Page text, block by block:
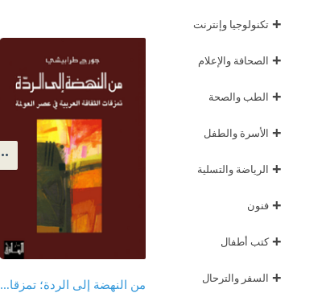
+ تكنولوجيا وإنترنت
+ الصحافة والإعلام
+ الطب والصحة
+ الأسرة والطفل
+ الرياضة والتسلية
+ فنون
+كتب أطفال
+ السفر والترحال من النهضة إلى الردة؛ تمزقات الثقافة العربية في عصر العولمة